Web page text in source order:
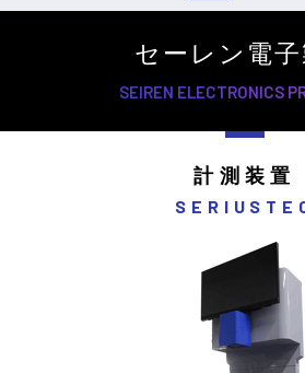
セーレン電子
SEIREN ELECTRONICS
計測装置